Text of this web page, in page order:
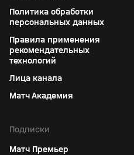
Политика обработки
персональных данных
Правила применения
рекомендательных
технологий
Лица канала
Матч Академия
Подписки
Матч Премьер